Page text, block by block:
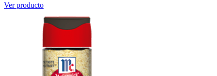
Ver producto